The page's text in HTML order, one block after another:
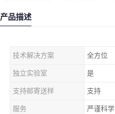
产品描述
技术解决方案 全方位
独立实验室 是
支持邮寄送样 支持
服务 严谨科学